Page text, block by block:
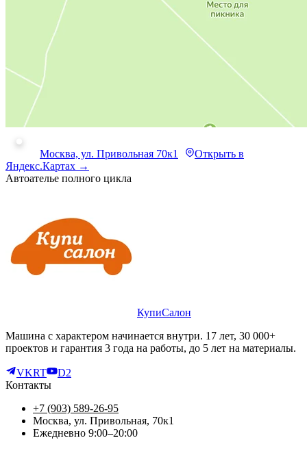
Москва, ул. Привольная 70к1
Открыть в
Яндекс.Картах →
Автоателье полного цикла
КупиСалон
Машина с характером начинается внутри. 17 лет, 30 000+
проектов и гарантия 3 года на работы, до 5 лет на материалы.
VKRT
D2
Контакты
+7 (903) 589-26-95
Москва, ул. Привольная, 70к1
Ежедневно 9:00–20:00